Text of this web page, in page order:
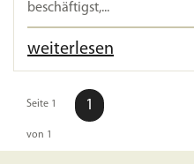
beschäftigst,...
weiterlesen
Seite 1
von 1
1